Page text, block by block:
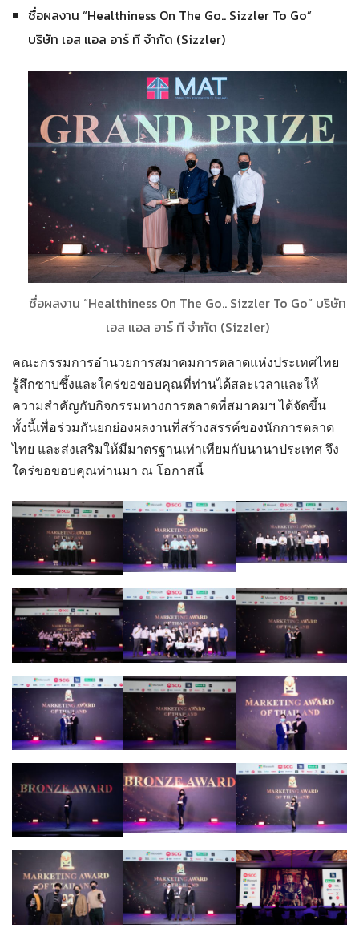
ชื่อผลงาน “Healthiness On The Go.. Sizzler To Go”
บริษัท เอส แอล อาร์ ที จำกัด (Sizzler)
ชื่อผลงาน “Healthiness On The Go.. Sizzler To Go” บริษัท
เอส แอล อาร์ ที จำกัด (Sizzler)
คณะกรรมการอำนวยการสมาคมการตลาดแห่งประเทศไทย
รู้สึกซาบซึ้งและใคร่ขอขอบคุณที่ท่านได้สละเวลาและให้
ความสำคัญกับกิจกรรมทางการตลาดที่สมาคมฯ ได้จัดขึ้น
ทั้งนี้เพื่อร่วมกันยกย่องผลงานที่สร้างสรรค์ของนักการตลาด
ไทย และส่งเสริมให้มีมาตรฐานเท่าเทียมกับนานาประเทศ จึง
ใคร่ขอขอบคุณท่านมา ณ โอกาสนี้